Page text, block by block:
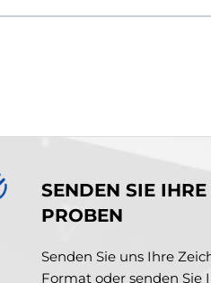
SENDEN SIE
PROBEN
Senden Sie uns Ihre
Format oder senden Sie